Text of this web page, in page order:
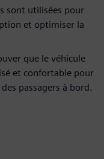
sont utilisées pour
et optimiser la
que le véhicule
et confortable pour
passagers à bord.